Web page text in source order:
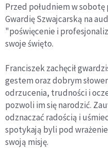
Przed południem w sobotę
Gwardię Szwajcarską na
"poświęcenie i
swoje święto.
Franciszek zachęcił
gestem oraz dobrym
odrzucenia, trudności i
pozwoli im się narodzić.
odznaczać radością i
spotykają byli pod
swoją misję.